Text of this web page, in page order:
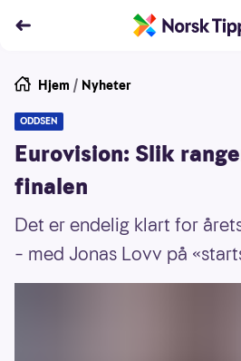
Hjem / Nyheter
ODDSEN
Eurovision: Slik
finalen
Det er endelig klart for
– med Jonas Lovv på